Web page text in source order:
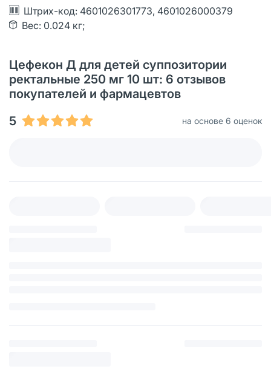
Штрих-код: 4601026301773, 4601026000379
Вес: 0.024 кг;
Цефекон Д для детей суппозитории
ректальные 250 мг 10 шт: 6 отзывов
покупателей и фармацевтов
5
на основе 6 оценок